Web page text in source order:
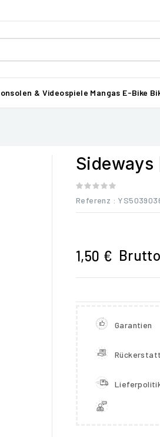
& Videospiele Mangas E-Bike
Sideways
Referenz :
1,50 €
Garantien